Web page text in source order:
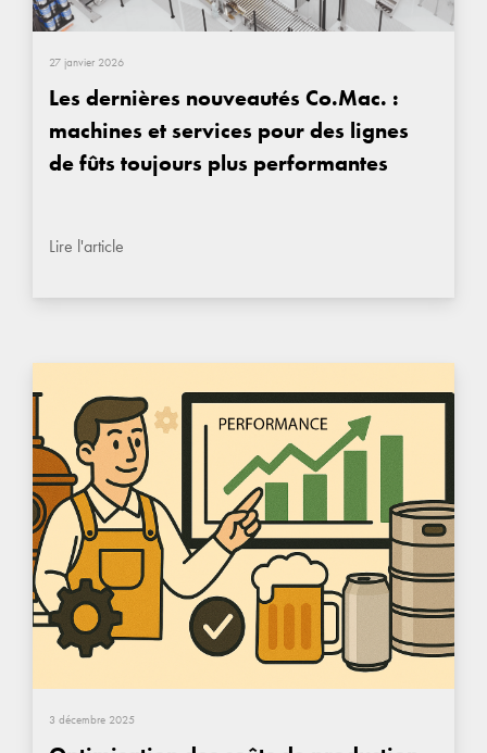
27 janvier 2026
Les dernières nouveautés Co.Mac. :
machines et services pour des lignes
de fûts toujours plus performantes
Lire l'article
3 décembre 2025